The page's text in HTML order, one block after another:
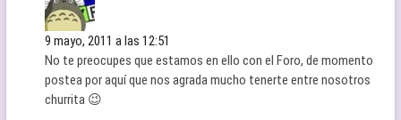
9 mayo, 2011 a las 12:51
No te preocupes que estamos en ello con el Foro, de momento
postea por aquí que nos agrada mucho tenerte entre nosotros
churrita 😉